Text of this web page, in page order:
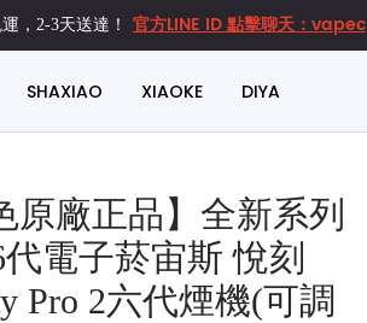
，2-3天送達！ 官方LINE ID 點擊聊天：vapec
SHAXIAO XIAOKE DIYA
原廠正品】全新系列
電子菸宙斯 悅刻
Pro 2六代煙機(可調